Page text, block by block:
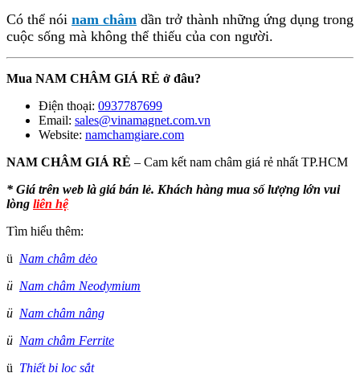
Có thể nói nam châm dần trở thành những ứng dụng trong
cuộc sống mà không thể thiếu của con người.
Mua NAM CHÂM GIÁ RẺ ở đâu?
Điện thoại: 0937787699
Email: sales@vinamagnet.com.vn
Website: namchamgiare.com
NAM CHÂM GIÁ RẺ – Cam kết nam châm giá rẻ nhất TP.HCM
* Giá trên web là giá bán lẻ. Khách hàng mua số lượng lớn vui
lòng liên hệ
Tìm hiểu thêm:
ü Nam châm dẻo
ü Nam châm Neodymium
ü Nam châm nâng
ü Nam châm Ferrite
ü Thiết bị lọc sắt